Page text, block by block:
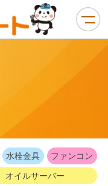
水栓金具 ファンコン
オイルサーバー